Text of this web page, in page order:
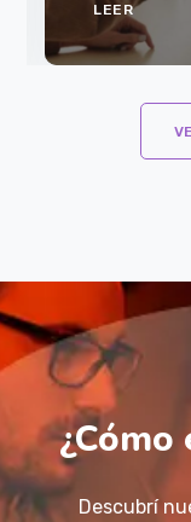
LEER
Descubrí